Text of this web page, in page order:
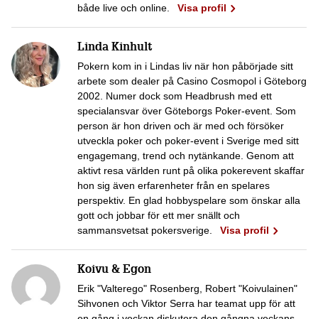
både live och online.
Visa profil
Linda Kinhult
Pokern kom in i Lindas liv när hon påbörjade sitt
arbete som dealer på Casino Cosmopol i Göteborg
2002. Numer dock som Headbrush med ett
specialansvar över Göteborgs Poker-event. Som
person är hon driven och är med och försöker
utveckla poker och poker-event i Sverige med sitt
engagemang, trend och nytänkande. Genom att
aktivt resa världen runt på olika pokerevent skaffar
hon sig även erfarenheter från en spelares
perspektiv. En glad hobbyspelare som önskar alla
gott och jobbar för ett mer snällt och
sammansvetsat pokersverige.
Visa profil
Koivu & Egon
Erik "Valterego" Rosenberg, Robert "Koivulainen"
Sihvonen och Viktor Serra har teamat upp för att